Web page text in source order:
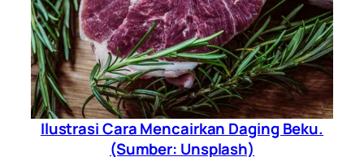
Ilustrasi Cara Mencairkan Daging Beku.
(Sumber: Unsplash)